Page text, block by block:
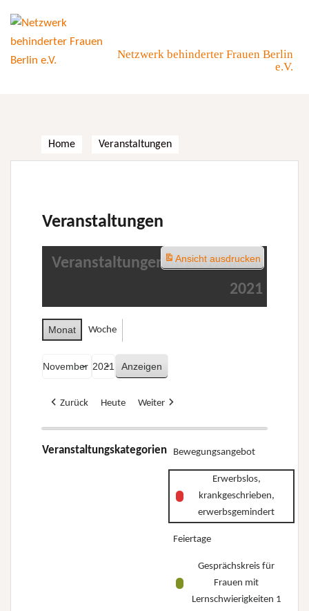
content
Netzwerk behinderter Frauen Berlin
e.V.
Home Veranstaltungen
Veranstaltungen
Veranstaltungen im November
2021
Monat Woche
Zurück Heute Weiter
Veranstaltungskategorien Bewegungsangebot
Erwerbslos,
krankgeschrieben,
erwerbsgemindert
Feiertage
Gesprächskreis für
Frauen mit
Lernschwierigkeiten 1
Ansichtausdrucken